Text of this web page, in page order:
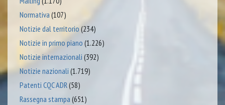
Normativa (107)
Notizie dal territorio (234)
Notizie in primo piano (1.226)
Notizie internazionali (392)
Notizie nazionali (1.719)
Patenti CQC ADR(58)
Rassegna stampa (651)